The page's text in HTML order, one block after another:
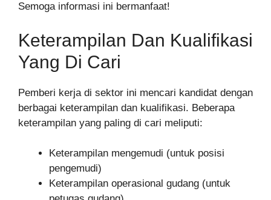
Semoga informasi ini bermanfaat!
Keterampilan Dan Kualifikasi
Yang Di Cari
Pemberi kerja di sektor ini mencari kandidat dengan
berbagai keterampilan dan kualifikasi. Beberapa
keterampilan yang paling di cari meliputi:
Keterampilan mengemudi (untuk posisi
pengemudi)
Keterampilan operasional gudang (untuk